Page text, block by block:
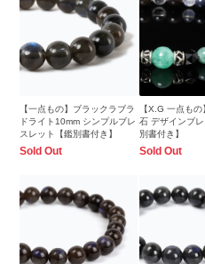
【一点もの】ブラックラブラ
ドライト10mm シンプルブレ
スレット【鑑別書付き】
Sold Out
【X.G 一点も
石 デザインブ
別書付き】
Sold Out